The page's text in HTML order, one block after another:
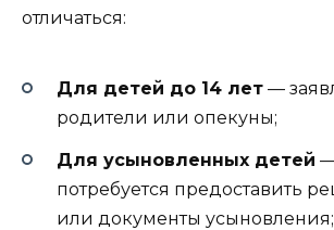
отличаться:
Для детей до 14 лет —
родители или опекуны;
Для усыновленных детей
потребуется предоставить
или документы усыновления;